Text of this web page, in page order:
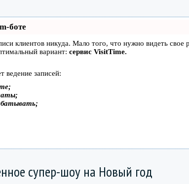
боте
клиентов никуда. Мало того, что нужно видеть свое
вариант: сервис VisitTime.
ведение записей:
супер-шоу на Новый год